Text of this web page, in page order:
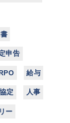
申告
給与
定 人事
ー